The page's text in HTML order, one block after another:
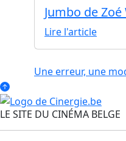
Jumbo de
Lire l'article
Une erreur, une
LE SITE DU CINÉMA BELGE